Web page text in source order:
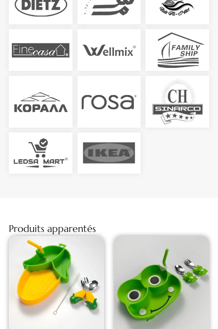
Produits apparentés